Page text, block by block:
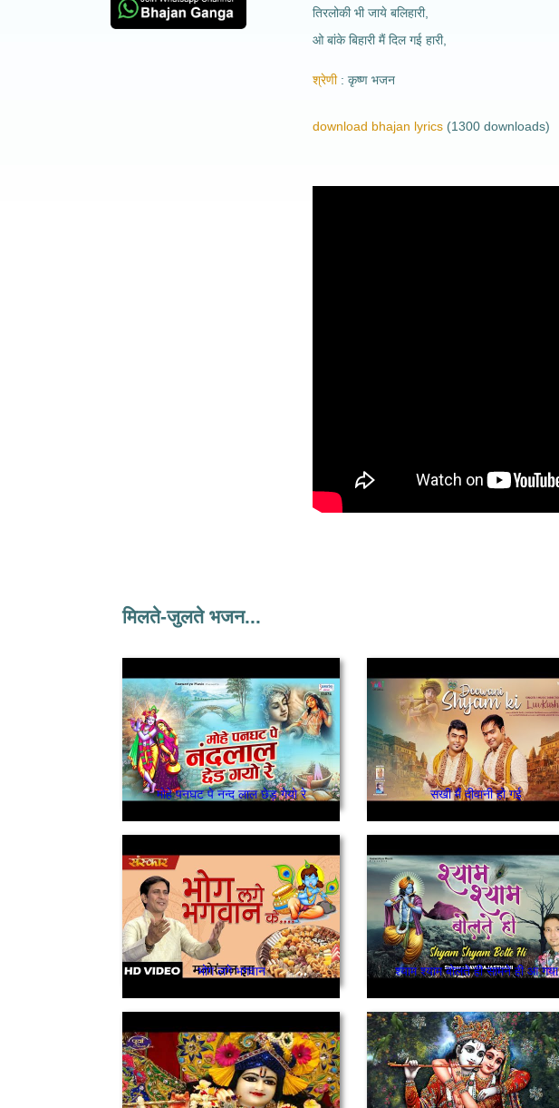
तिरलोकी भी जाये बलिहारी,
ओ बांके बिहारी मैं दिल गई हारी,
श्रेणी कृष्ण भजन
download bhajan lyrics (1300 downloads)
मिलते-जुलते भजन...
मोहे पनघट पे नन्द लाल छेड़ गेयो रे सखी मैं दीवानी हो गई
भोग लगे भगवान श्याम श्याम बोलते ही सामने ही आ गया